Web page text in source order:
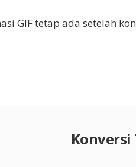
GIF tetap ada setelah